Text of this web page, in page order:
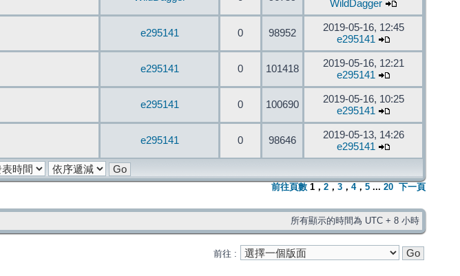
WildDagger
e295141 0 98952
2019-05-16, 12:45
e295141
e295141 0 101418
2019-05-16, 12:21
e295141
e295141 0 100690
2019-05-16, 10:25
e295141
e295141 0 98646
2019-05-13, 14:26
e295141
前往頁數 1 ， 2 ， 3 ， 4， 5 ... 20 下一頁
所有顯示的時間為 UTC + 8 小時
前往 :